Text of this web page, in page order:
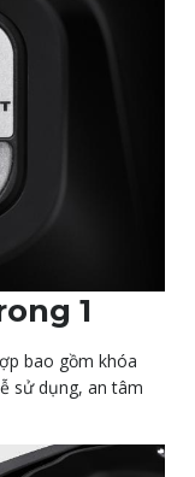
1
bao gồm khóa
sử dụng, an tâm